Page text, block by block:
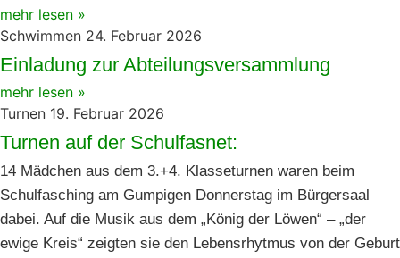
mehr lesen »
Schwimmen 24. Februar 2026
Einladung zur Abteilungsversammlung
mehr lesen »
Turnen 19. Februar 2026
Turnen auf der Schulfasnet:
14 Mädchen aus dem 3.+4. Klasseturnen waren beim
Schulfasching am Gumpigen Donnerstag im Bürgersaal
dabei. Auf die Musik aus dem „König der Löwen“ – „der
ewige Kreis“ zeigten sie den Lebensrhytmus von der Geburt